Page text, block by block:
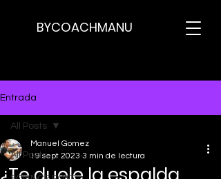
BYCOACHMANU
Entrada
All Posts
All Posts
Manuel Gomez
19 sept 2023 3 min de lectura